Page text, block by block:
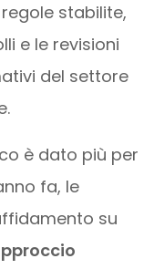
stabilite,
e le revisioni
del settore
è dato più per
fa, le
su